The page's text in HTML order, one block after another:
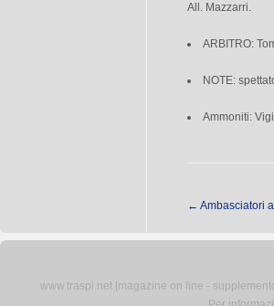
All. Mazzarri.
ARBITRO:
NOTE:
Ammoniti:
← Ambasciatori
www.traspi.net [magazine on line -